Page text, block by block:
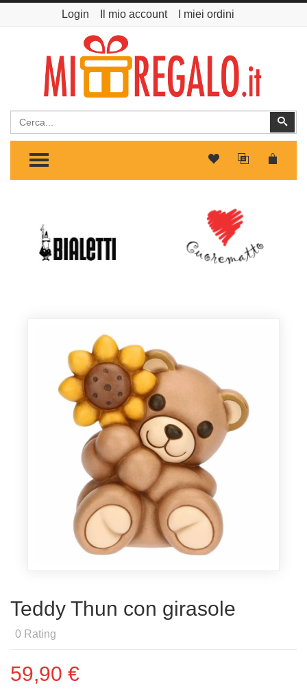
Login Il mio account I miei ordini
Cerca
TOGGLE MENU
Teddy Thun con girasole
0 Rating
59,90 €